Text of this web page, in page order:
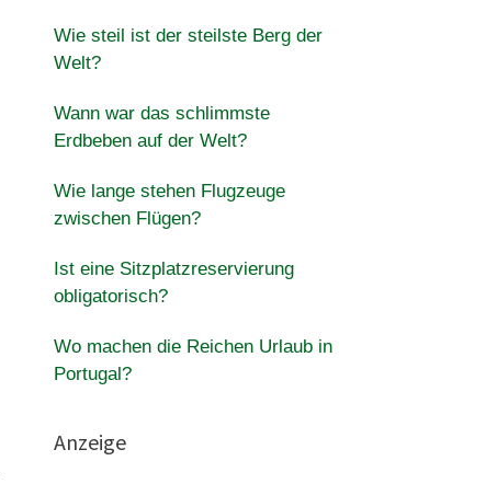
Wie steil ist der steilste Berg der
Welt?
Wann war das schlimmste
Erdbeben auf der Welt?
Wie lange stehen Flugzeuge
zwischen Flügen?
Ist eine Sitzplatzreservierung
obligatorisch?
Wo machen die Reichen Urlaub in
Portugal?
Anzeige